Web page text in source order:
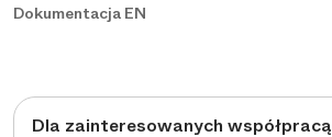
Dokumentacja EN
Dla zainteresowanych współpracą